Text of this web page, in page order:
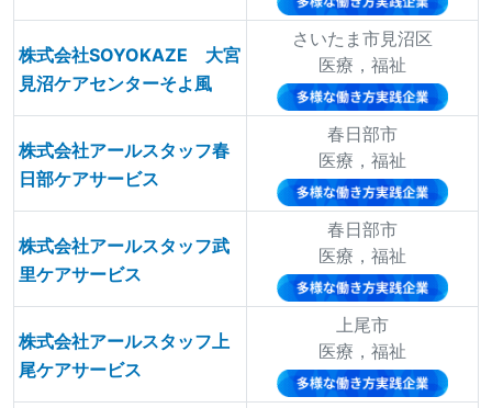
株式会社SOYOKAZE 大宮
見沼ケアセンターそよ風
さいたま市見沼区
医療，福祉
株式会社アールスタッフ春
日部ケアサービス
春日部市
医療，福祉
株式会社アールスタッフ武
里ケアサービス
春日部市
医療，福祉
株式会社アールスタッフ上
尾ケアサービス
上尾市
医療，福祉